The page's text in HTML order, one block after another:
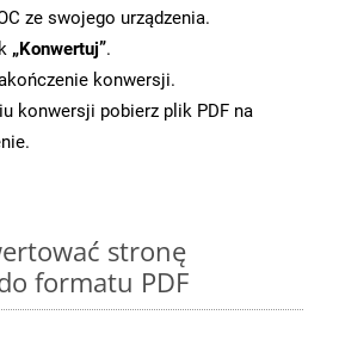
ze swojego urządzenia.
„Konwertuj”.
konwersji.
konwersji pobierz plik PDF na
stronę
formatu PDF